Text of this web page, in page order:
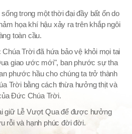
trong một thời đại đầy bất ổn do
họa khí hậu xảy ra trên khắp ngôi
toàn cầu.
Trời đã hứa bảo vệ khỏi mọi tai
giao ước mới", ban phước sự tha
phước hầu cho chúng ta trở thành
Trời bằng cách thừa hưởng thịt và
Đức Chúa Trời.
giữ Lễ Vượt Qua để được hưởng
rỗi và hạnh phúc đời đời.